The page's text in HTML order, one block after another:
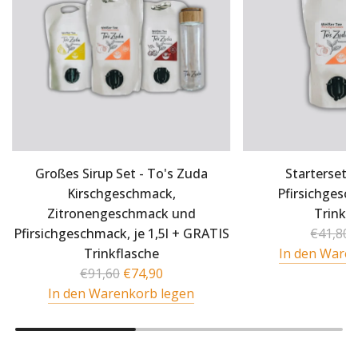
Großes Sirup Set - To's Zuda
Kirschgeschmack,
Zitronengeschmack und
Pfirsichgeschmack, je 1,5l + GRATIS
Trinkflasche
R
e
u
€91,60 €74,90
In den Warenkorb legen
Starterset
R
e
ä
€41,80
In den